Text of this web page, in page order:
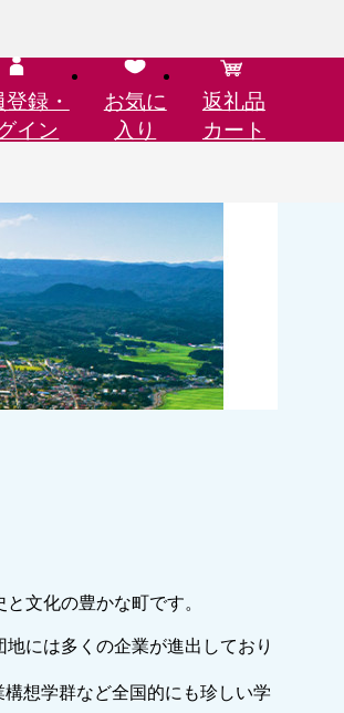
録・
イン
お気に
入り
返礼品
カート
文化の豊かな町です。
には多くの企業が進出しており
想学群など全国的にも珍しい学